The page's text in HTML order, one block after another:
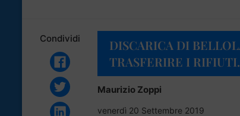
Condividi
DISCARICA DI
TRASFERIRE I
Maurizio Zoppi
venerdì 20 Settembre 2019